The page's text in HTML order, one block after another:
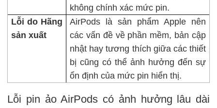
không chính xác mức pin.
Lỗi do Hãng
sản xuất
AirPods là sản phẩm Apple nên
các vấn đề về phần mềm, bản cập
nhật hay tương thích giữa các thiết
bị cũng có thể ảnh hưởng đến sự
ổn định của mức pin hiển thị.
Lỗi pin ảo AirPods có ảnh hưởng lâu dài